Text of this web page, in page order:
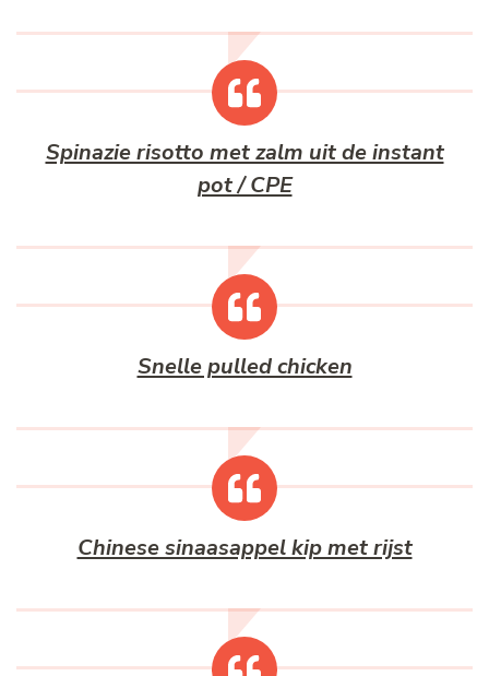
Spinazie risotto met zalm uit de instant
pot / CPE
Snelle pulled chicken
Chinese sinaasappel kip met rijst